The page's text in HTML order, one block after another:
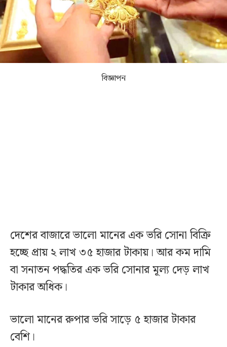
বিজ্ঞাপন
দেশের বাজারে ভালো মানের এক ভরি সোনা বিক্রি
হচ্ছে প্রায় ২ লাখ ৩৫ হাজার টাকায়। আর কম দামি
বা সনাতন পদ্ধতির এক ভরি সোনার মূল্য দেড় লাখ
টাকার অধিক।
ভালো মানের রুপার ভরি সাড়ে ৫ হাজার টাকার
বেশি।